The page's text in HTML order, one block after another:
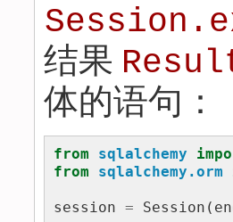
结果
体的语句：
from sqlalchemy
from
sqlalchemy.orm
session = Session (